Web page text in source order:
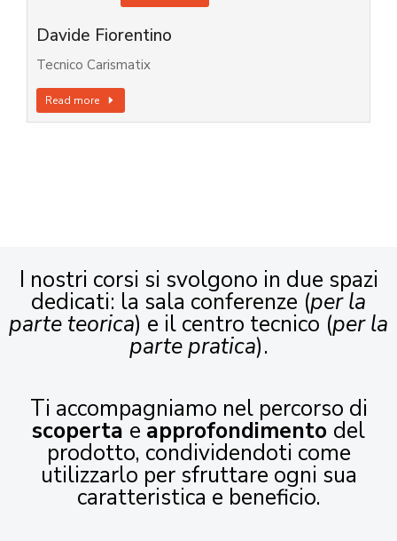
Davide Fiorentino
Tecnico Carismatix
Read more
I nostri corsi si svolgono in due spazi
dedicati: la sala conferenze (per la
parte teorica) e il centro tecnico (per la
parte pratica).
Ti accompagniamo nel percorso di
scoperta e approfondimento del
prodotto, condividendoti come
utilizzarlo per sfruttare ogni sua
caratteristica e beneficio.